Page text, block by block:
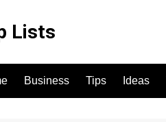
Lists
Business Tips Ideas